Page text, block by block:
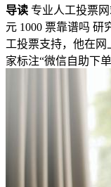
导读 专业人工投票
元 1000 票靠谱吗 研
工投票支持，他在
家标注“微信自助下